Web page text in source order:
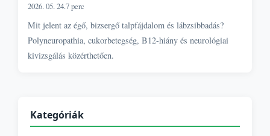
2026. 05. 24.7 perc
Mit jelent az égő, bizsergő talpfájdalom és lábzsibbadás?
Polyneuropathia, cukorbetegség, B12-hiány és neurológiai
kivizsgálás közérthetően.
Kategóriák